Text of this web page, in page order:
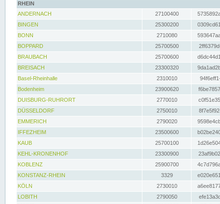
RHEIN
ANDERNACH
27100400
BINGEN
25300200
BONN
2710080
BOPPARD
25700500
BRAUBACH
25700600
BREISACH
23300320
Basel-Rheinhalle
2310010
Bodenheim
23900620
DUISBURG-RUHRORT
2770010
DÜSSELDORF
2750010
EMMERICH
2790020
IFFEZHEIM
23500600
KAUB
25700100
KEHL-KRONENHOF
23300900
KOBLENZ
25900700
KONSTANZ-RHEIN
3329
KÖLN
2730010
LOBITH
2790050